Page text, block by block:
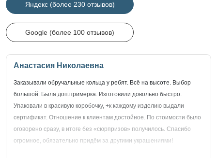
Яндекс (более 230 отзывов)
Google (более 100 отзывов)
Анастасия Николаевна
Заказывали обручальные кольца у ребят. Всё на высоте. Выбор
большой. Была доп.примерка. Изготовили довольно быстро.
Упаковали в красивую коробочку, +к каждому изделию выдали
сертификат. Отношение к клиентам достойное. По стоимости было
оговорено сразу, в итоге без «сюрпризов» получилось. Спасибо
огромное, обязательно придём за другими украшениями!